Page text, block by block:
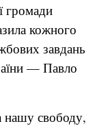
громади
кожного
завдань
— Павло
нашу свободу,